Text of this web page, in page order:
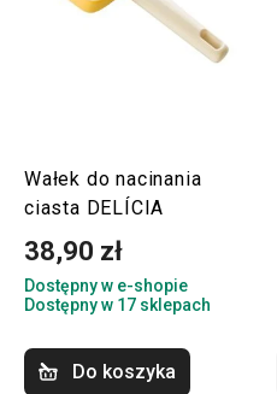
Wałek do nacinania
ciasta DELÍCIA
38,90 zł
Dostępny w e-shopie
Dostępny w 17 sklepach
Do koszyka